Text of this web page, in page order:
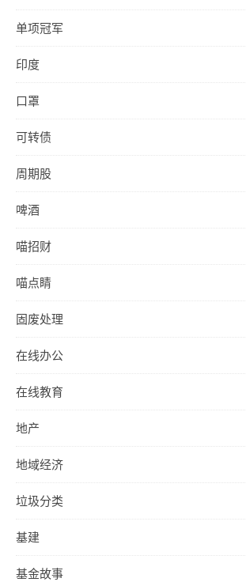
单项冠军
印度
口罩
可转债
周期股
啤酒
喵招财
喵点睛
固废处理
在线办公
在线教育
地产
地域经济
垃圾分类
基建
基金故事